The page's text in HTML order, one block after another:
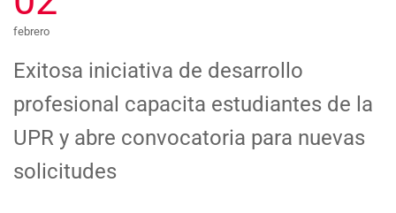
febrero
Exitosa iniciativa de desarrollo
profesional capacita estudiantes de la
UPR y abre convocatoria para nuevas
solicitudes